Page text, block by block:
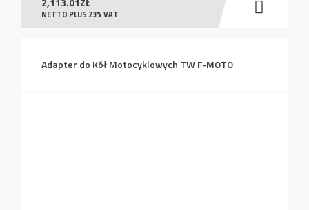
NETTO PLUS 23% VAT
Adapter do Kół Motocyklowych TW F-MOTO